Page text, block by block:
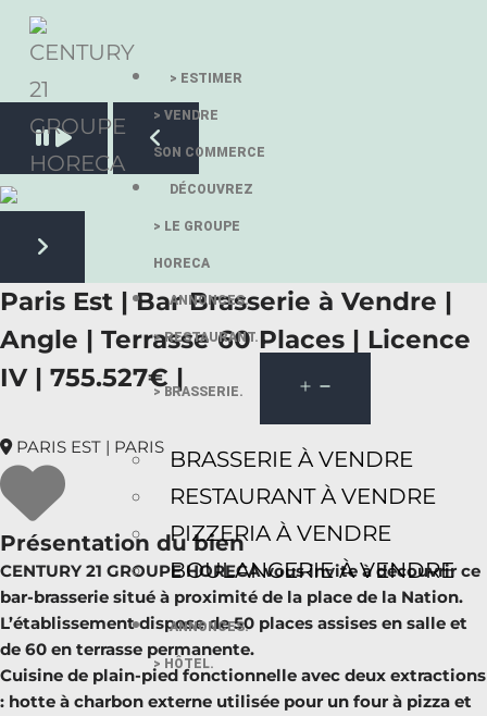
> ESTIMER
> VENDRE
SON COMMERCE
DÉCOUVREZ
> LE GROUPE
HORECA
ANNONCES.
> RESTAURANT.
> BRASSERIE.
BRASSERIE À VENDRE
RESTAURANT À VENDRE
PIZZERIA À VENDRE
BOULANGERIE À VENDRE
ANNONCES.
> HÔTEL.
Pause slide rotation
Resume slide rotation
Previous slide
Next slide
Paris Est | Bar Brasserie à Vendre |
Angle | Terrasse 60 Places | Licence
IV | 755.527€ |
PARIS EST | PARIS
Présentation du bien
CENTURY 21 GROUPE HORECA vous invite à découvrir ce
bar-brasserie situé à proximité de la place de la Nation.
L’établissement dispose de 50 places assises en salle et
de 60 en terrasse permanente.
Cuisine de plain-pied fonctionnelle avec deux extractions
: hotte à charbon externe utilisée pour un four à pizza et